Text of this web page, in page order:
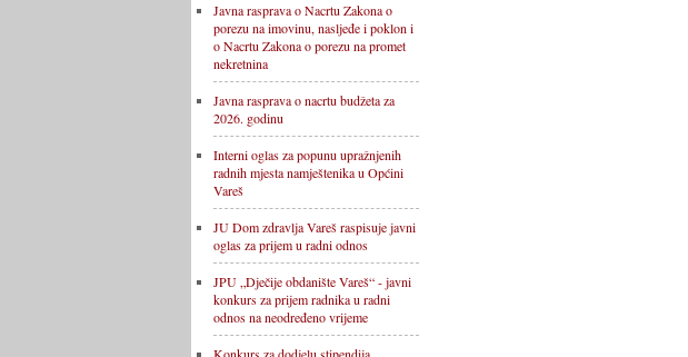
Javna rasprava o Nacrtu Zakona o
porezu na imovinu, nasljeđe i poklon i
o Nacrtu Zakona o porezu na promet
nekretnina
Javna rasprava o nacrtu budžeta za
2026. godinu
Interni oglas za popunu upražnjenih
radnih mjesta namještenika u Općini
Vareš
JU Dom zdravlja Vareš raspisuje javni
oglas za prijem u radni odnos
JPU „Dječije obdanište Vareš“ - javni
konkurs za prijem radnika u radni
odnos na neodređeno vrijeme